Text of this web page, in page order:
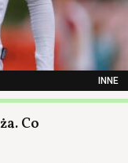
INNE
Co